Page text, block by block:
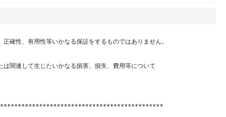
確性、有用性等いかなる保証をするものではありません。
関連して生じたいかなる損害、損失、費用等について